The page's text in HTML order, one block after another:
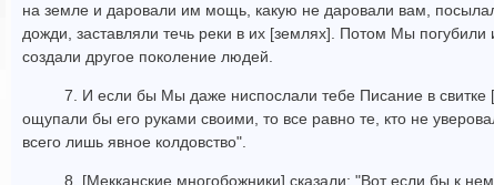
на земле и даровали им мощь, какую не даровали вам,
дожди, заставляли течь реки в их [землях]. Потом Мы погубили
создали другое поколение людей.
7. И если бы Мы даже ниспослали тебе Писание в свитке
ощупали бы его руками своими, то все равно те, кто не
всего лишь явное колдовство".
8. [Мекканские многобожники] сказали: "Вот если бы к